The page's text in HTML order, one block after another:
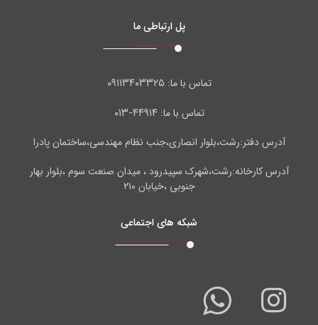
پل ارتباطی ما
تماس با ما:۰۹۱۱۳۴۰۳۳۲۵
تماس با ما: ۴۴۹۱۴-۰۱۳
آدرس دفتر:رشت،بلوار انصاری،جنب نظام مهندسی،ساختمان پادرا
آدرس کارخانه:رشت،شهرک سپیدرود ، میدان صنعت سوم ،بلوار بهار
جنوبی ،خیابان ۲۱۰
شبکه های اجتماعی